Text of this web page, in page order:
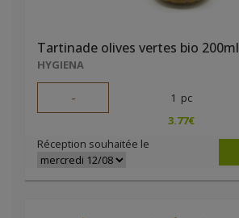
Tartinade olives vertes bio 200ml
HYGIENA
- 1 pc
3.77€
Réception souhaitée le